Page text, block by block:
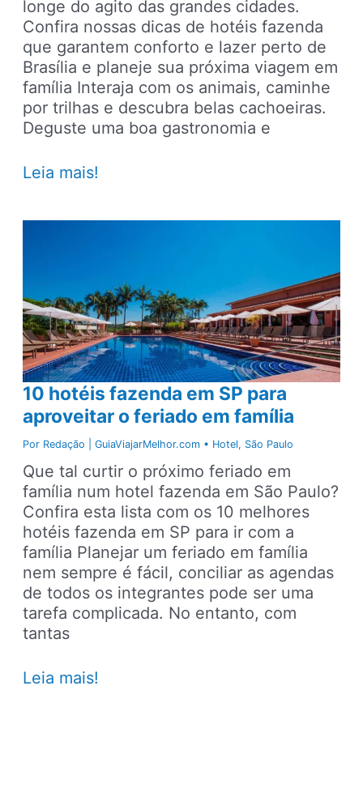
longe do agito das grandes cidades.
Confira nossas dicas de hotéis fazenda
que garantem conforto e lazer perto de
Brasília e planeje sua próxima viagem em
família Interaja com os animais, caminhe
por trilhas e descubra belas cachoeiras.
Deguste uma boa gastronomia e
Viagens
hotel
fazenda
perto
de
Brasília
Leia mais!
10 hotéis fazenda em SP para
aproveitar o feriado em família
Por Redação | GuiaViajarMelhor.com • Hotel, São Paulo
Que tal curtir o próximo feriado em
família num hotel fazenda em São Paulo?
Confira esta lista com os 10 melhores
hotéis fazenda em SP para ir com a
família Planejar um feriado em família
nem sempre é fácil, conciliar as agendas
de todos os integrantes pode ser uma
tarefa complicada. No entanto, com
tantas
10
Leia mais!